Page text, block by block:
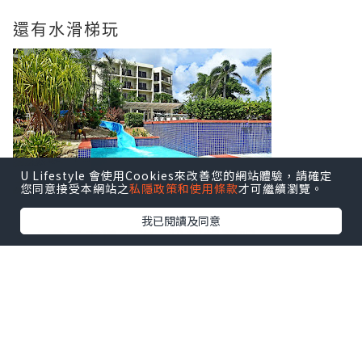
還有水滑梯玩
有人拿了天鵝水泡, 我都想要呢
U Lifestyle 會使用Cookies來改善您的網站體驗，請確定
您同意接受本網站之私隱政策和使用條款才可繼續瀏覽。
我已閱讀及同意